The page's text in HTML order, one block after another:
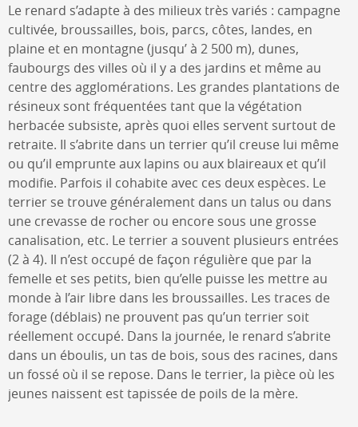
Le renard s’adapte à des milieux très variés : campagne
cultivée, broussailles, bois, parcs, côtes, landes, en
plaine et en montagne (jusqu’ à 2 500 m), dunes,
faubourgs des villes où il y a des jardins et même au
centre des agglomérations. Les grandes plantations de
résineux sont fréquentées tant que la végétation
herbacée subsiste, après quoi elles servent surtout de
retraite. Il s’abrite dans un terrier qu’il creuse lui même
ou qu’il emprunte aux lapins ou aux blaireaux et qu’il
modifie. Parfois il cohabite avec ces deux espèces. Le
terrier se trouve généralement dans un talus ou dans
une crevasse de rocher ou encore sous une grosse
canalisation, etc. Le terrier a souvent plusieurs entrées
(2 à 4). Il n’est occupé de façon régulière que par la
femelle et ses petits, bien qu’elle puisse les mettre au
monde à l’air libre dans les broussailles. Les traces de
forage (déblais) ne prouvent pas qu’un terrier soit
réellement occupé. Dans la journée, le renard s’abrite
dans un éboulis, un tas de bois, sous des racines, dans
un fossé où il se repose. Dans le terrier, la pièce où les
jeunes naissent est tapissée de poils de la mère.